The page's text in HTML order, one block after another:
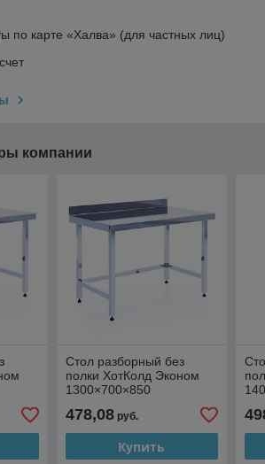
по карте «Халва» (для частных лиц)
компании
Стол разборный без
полки ХотКолд Эконом
1300×700×850
478,08руб.
Купить